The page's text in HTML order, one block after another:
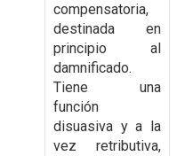
compensatoria,
destinada en
principio al
damnificado.
Tiene una
función
disuasiva y a la
vez retributiva,